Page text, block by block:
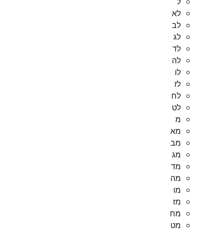
לא
לב
לג
לד
לה
לו
לז
לח
לט
מ
מא
מב
מג
מד
מה
מו
מז
מח
מט